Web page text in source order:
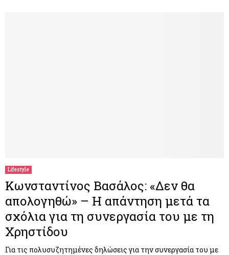
Lifestyle
Κωνσταντίνος Βασάλος: «Δεν θα
απολογηθώ» – Η απάντηση μετά τα
σχόλια για τη συνεργασία του με τη
Χρηστίδου
Για τις πολυσυζητημένες δηλώσεις για την συνεργασία του με